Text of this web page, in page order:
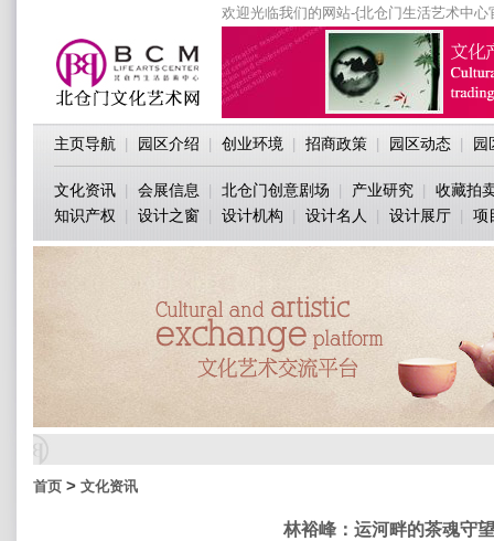
欢迎光临我们的网站-{北仓门生活艺术中心
主页导航 园区介绍 创业环境 招商政策 园区动态 园
文化资讯 会展信息 北仓门创意剧场 产业研究
收藏拍
知识产权
设计之窗 设计机构 设计名人 设计展厅 项
首页 > 文化资讯
林裕峰：运河畔的茶魂守